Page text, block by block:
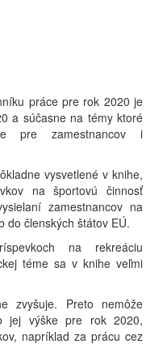
práce pre rok 2020 je
a súčasne na témy ktoré
pre zamestnancov i
vysvetlené v knihe,
na športovú činnosť
zamestnancov na
do členských štátov EÚ.
na rekreáciu
téme sa v knihe veľmi
zvyšuje. Preto nemôže
jej výške pre rok 2020,
napríklad za prácu cez